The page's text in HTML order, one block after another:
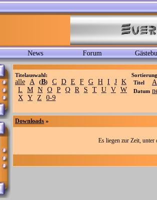
News Forum
Titelauswahl:
alle A (B) C D E F G H I J K
L
M N O P Q R S T U V W
X Y Z 0-9
Titel
Datum
Downloads »
Es liegen zur Zeit, unter